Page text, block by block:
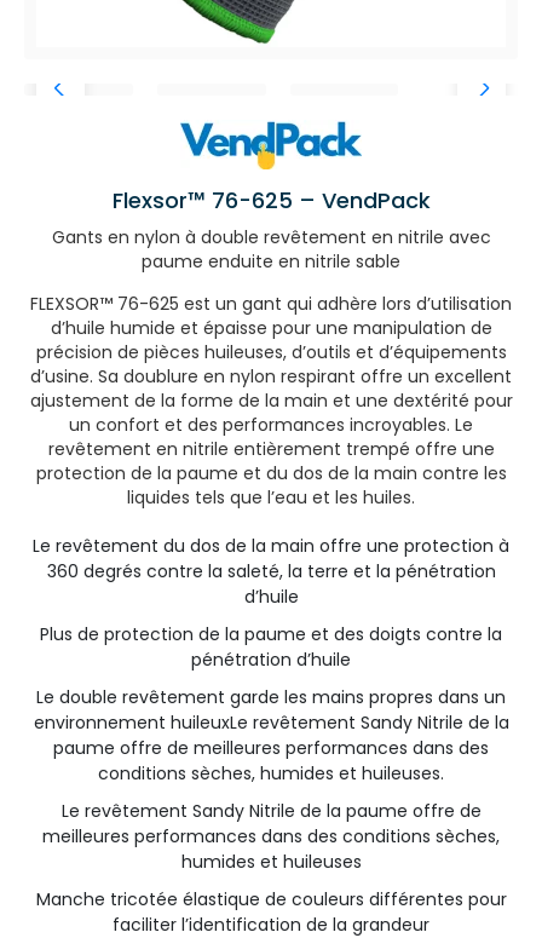
Flexsor™ 76-625 – VendPack
Gants en nylon à double revêtement en nitrile avec
paume enduite en nitrile sable
FLEXSOR™ 76-625 est un gant qui adhère lors d’utilisation
d’huile humide et épaisse pour une manipulation de
précision de pièces huileuses, d’outils et d’équipements
d’usine. Sa doublure en nylon respirant offre un excellent
ajustement de la forme de la main et une dextérité pour
un confort et des performances incroyables. Le
revêtement en nitrile entièrement trempé offre une
protection de la paume et du dos de la main contre les
liquides tels que l’eau et les huiles.
Le revêtement du dos de la main offre une protection à
360 degrés contre la saleté, la terre et la pénétration
d’huile
Plus de protection de la paume et des doigts contre la
pénétration d’huile
Le double revêtement garde les mains propres dans un
environnement huileuxLe revêtement Sandy Nitrile de la
paume offre de meilleures performances dans des
conditions sèches, humides et huileuses.
Le revêtement Sandy Nitrile de la paume offre de
meilleures performances dans des conditions sèches,
humides et huileuses
Manche tricotée élastique de couleurs différentes pour
faciliter l’identification de la grandeur